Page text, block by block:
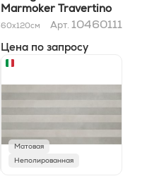
Marmoker Travertino
Titanium *36SC*
60x120см Арт. 10460111
Цена по запросу
Матовая
Неполированная